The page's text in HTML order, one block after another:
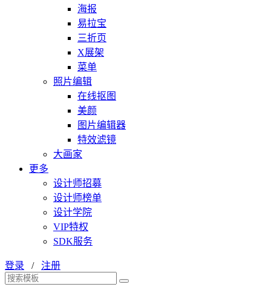
海报
易拉宝
三折页
X展架
菜单
照片编辑
在线抠图
美颜
图片编辑器
特效滤镜
大画家
更多
设计师招募
设计师榜单
设计学院
VIP特权
SDK服务
登录 / 注册